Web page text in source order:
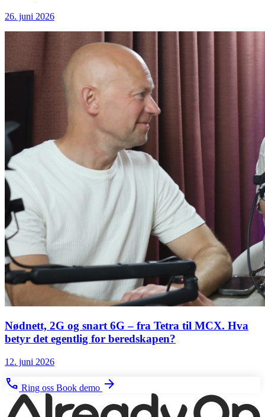
26. juni 2026
Nødnett, 2G og snart 6G – fra Tetra til MCX. Hva
betyr det egentlig for beredskapen?
12. juni 2026
phone Ring oss Book demo arrow_forward